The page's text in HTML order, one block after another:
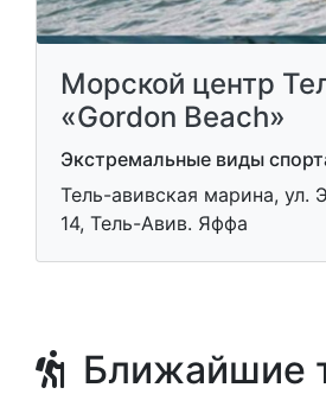
Морской центр
«Gordon Beach»
Экстремальные виды
Тель-авивская марина, ул.
14, Тель-Авив. Яффа
Ближайшие